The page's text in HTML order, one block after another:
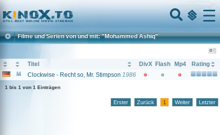
Home
Menu
Filme und Serien von und mit: "Mohammed Ashiq"
Titel DivX Flash Mp4
Rating
Clockwise - Recht so, Mr. Stimpson 1986
1 bis 1 von 1 Einträgen
Erster Zurück 1 Weiter Letzter